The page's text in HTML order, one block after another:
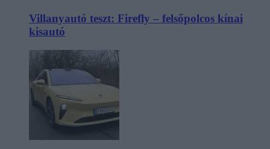
Villanyautó teszt: Firefly – felsőpolcos kínai
kisautó